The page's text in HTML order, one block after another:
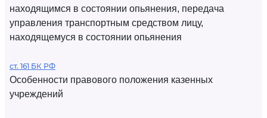
находящимся в состоянии опьянения, передача
управления транспортным средством лицу,
находящемуся в состоянии опьянения
ст. 161 БК РФ
Особенности правового положения казенных
учреждений